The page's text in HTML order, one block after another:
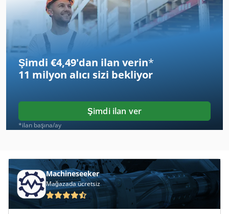
Gildemeister Ctx 500 E
Hq 500
Kgt 500
Kondia B 500
Linhai 500
Maho 500 W
Opticut 150
Poly Ptx 500
Prisma 500
Şimdi €4,49'dan ilan verin*
11 milyon alıcı sizi bekliyor
Şimdi ilan ver
*ilan başına/ay
Machineseeker
Mağazada ücretsiz